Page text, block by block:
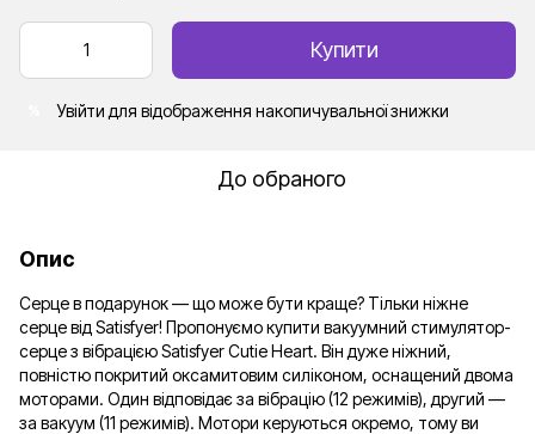
Купити
Увійти для відображення накопичувальної знижки
До обраного
Опис
Серце в подарунок — що може бути краще? Тільки ніжне
серце від Satisfyer! Пропонуємо купити вакуумний стимулятор-
серце з вібрацією Satisfyer Cutie Heart. Він дуже ніжний,
повністю покритий оксамитовим силіконом, оснащений двома
моторами. Один відповідає за вібрацію (12 режимів), другий —
за вакуум (11 режимів). Мотори керуються окремо, тому ви